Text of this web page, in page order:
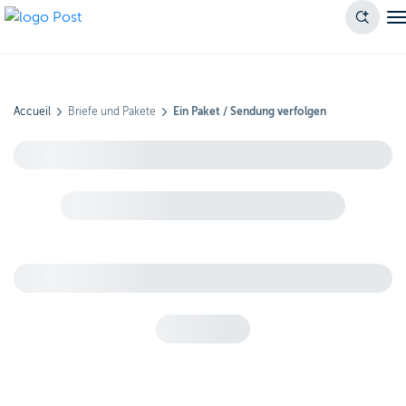
Accueil Briefe und Pakete Ein Paket / Sendung verfolgen